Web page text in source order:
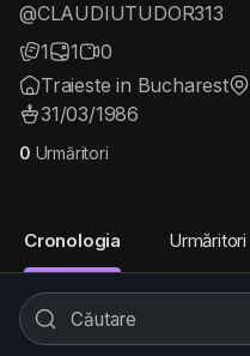
@CLAUDIUTUDOR313
1
1
0
Traieste in Bucharest
31/03/1986
0 Urmăritori
Cronologia Urmăritori